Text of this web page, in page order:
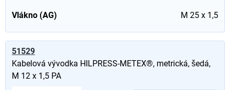
Vlákno (AG) M 25 x 1,5
51529
Kabelová vývodka HILPRESS-METEX®, metrická, šedá,
M 12 x 1,5 PA